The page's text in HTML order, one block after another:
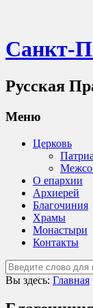
Санкт-
Русская
Меню
Церковь
О епархии
Архиерей
Благочиния
Храмы
Монастыри
Контакты
Вы здесь: Главная